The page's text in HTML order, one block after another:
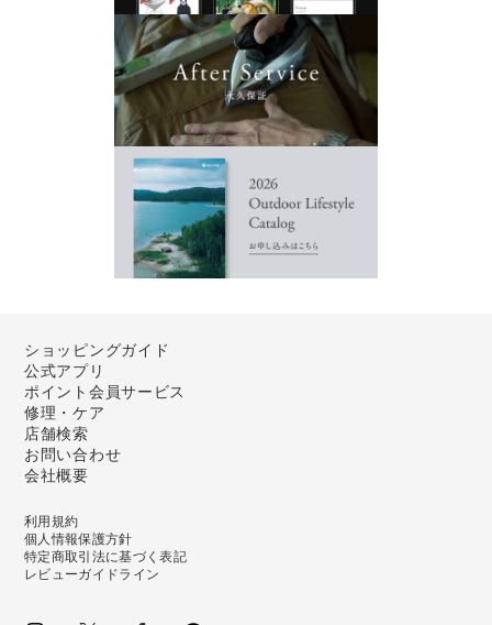
ショッピングガイド
公式アプリ
ポイント会員サービス
修理・ケア
店舗検索
お問い合わせ
会社概要
利用規約
個人情報保護方針
特定商取引法に基づく表記
レビューガイドライン